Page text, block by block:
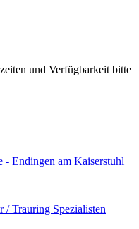
und Verfügbarkeit bitte
- Endingen am Kaiserstuhl
/ Trauring Spezialisten